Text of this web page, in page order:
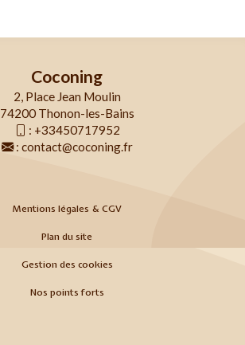
Coconing
2, Place Jean Moulin
74200 Thonon-les-Bains
: +33450717952
: contact@coconing.fr
Mentions légales & CGV
Plan du site
Gestion des cookies
Nos points forts